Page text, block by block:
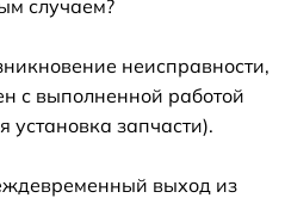
случаем?
неисправности,
с выполненной работой
запчасти).
выход из